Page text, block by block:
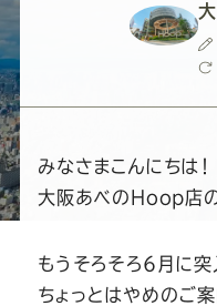
ー
ツ
SADA
ー
ー
ツ
ー
ツ
みなさまこんにちは！
大阪あべのHoop店の
もうそろそろ6月に突
ちょっとはやめのご